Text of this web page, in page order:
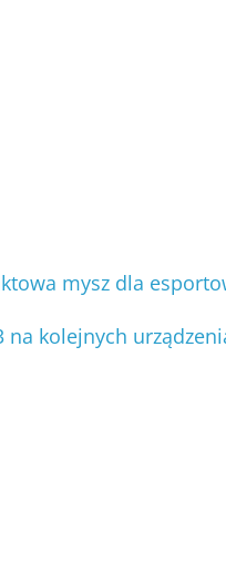
mysz dla
na kolejnych